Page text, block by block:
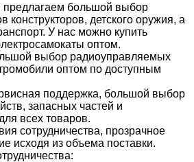
большой выбор
конструкторов, детского оружия, а
У нас можно купить
оптом.
выбор радиоуправляемых
оптом по доступным
поддержка, большой выбор
запасных частей и
всех товаров.
сотрудничества, прозрачное
исходя из объема поставки.